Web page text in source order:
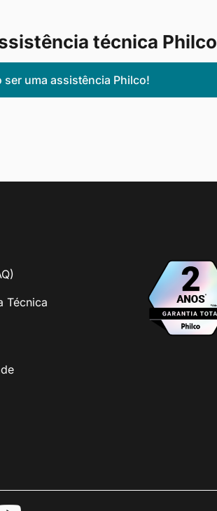
técnica Philco
ser uma assistência Philco!
Técnica